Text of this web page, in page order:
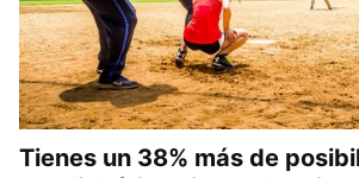
Tienes un 38% más de